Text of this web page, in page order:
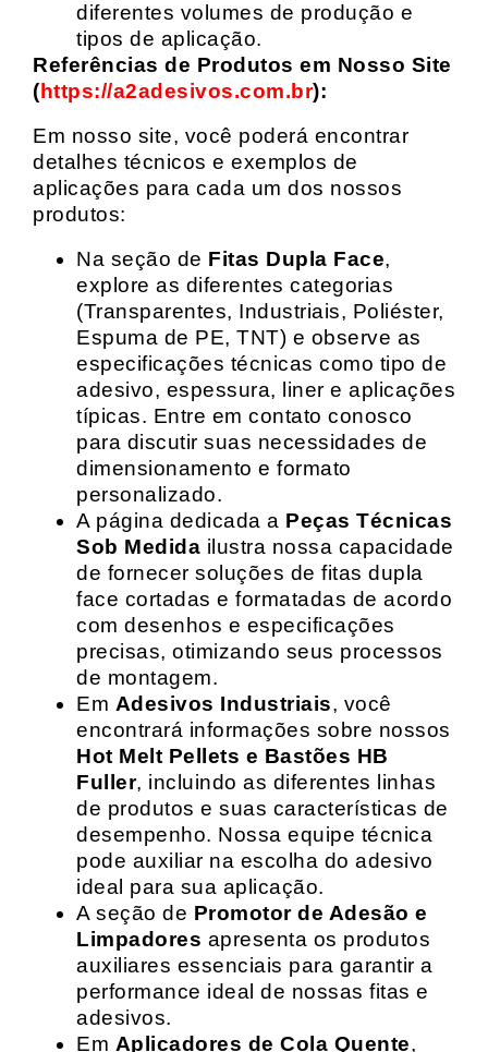
diferentes volumes de produção e
tipos de aplicação.
Referências de Produtos em Nosso Site
(https://a2adesivos.com.br):
Em nosso site, você poderá encontrar
detalhes técnicos e exemplos de
aplicações para cada um dos nossos
produtos:
Na seção de Fitas Dupla Face,
explore as diferentes categorias
(Transparentes, Industriais, Poliéster,
Espuma de PE, TNT) e observe as
especificações técnicas como tipo de
adesivo, espessura, liner e aplicações
típicas. Entre em contato conosco
para discutir suas necessidades de
dimensionamento e formato
personalizado.
A página dedicada a Peças Técnicas
Sob Medida ilustra nossa capacidade
de fornecer soluções de fitas dupla
face cortadas e formatadas de acordo
com desenhos e especificações
precisas, otimizando seus processos
de montagem.
Em Adesivos Industriais, você
encontrará informações sobre nossos
Hot Melt Pellets e Bastões HB
Fuller, incluindo as diferentes linhas
de produtos e suas características de
desempenho. Nossa equipe técnica
pode auxiliar na escolha do adesivo
ideal para sua aplicação.
A seção de Promotor de Adesão e
Limpadores apresenta os produtos
auxiliares essenciais para garantir a
performance ideal de nossas fitas e
adesivos.
Em Aplicadores de Cola Quente,